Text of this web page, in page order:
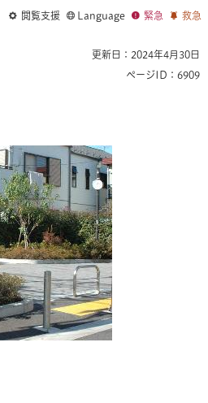
閲覧支援 Language 緊急 救急
更新日：2024年4月30日
ページID：6909